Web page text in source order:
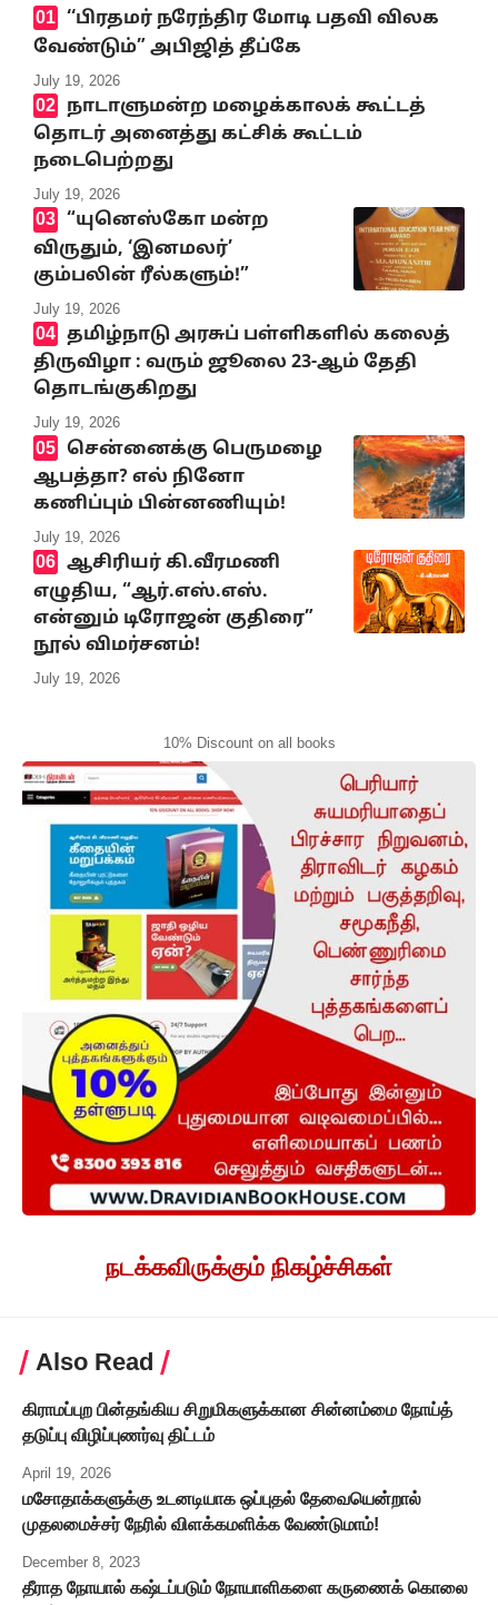
‘‘பிரதமர் நரேந்திர மோடி பதவி விலக
வேண்டும்” அபிஜித் தீப்கே
July 19, 2026
நாடாளுமன்ற மழைக்காலக் கூட்டத்
தொடர் அனைத்து கட்சிக் கூட்டம்
நடைபெற்றது
July 19, 2026
“யுனெஸ்கோ மன்ற
விருதும், ‘இனமலர்’
கும்பலின் ரீல்களும்!”
July 19, 2026
தமிழ்நாடு அரசுப் பள்ளிகளில் கலைத்
திருவிழா : வரும் ஜூலை 23-ஆம் தேதி
தொடங்குகிறது
July 19, 2026
சென்னைக்கு பெருமழை
ஆபத்தா? எல் நினோ
கணிப்பும் பின்னணியும்!
July 19, 2026
ஆசிரியர் கி.வீரமணி
எழுதிய, “ஆர்.எஸ்.எஸ்.
என்னும் டிரோஜன் குதிரை”
நூல் விமர்சனம்!
July 19, 2026
10% Discount on all books
நடக்கவிருக்கும் நிகழ்ச்சிகள்
Also Read
கிராமப்புற பின்தங்கிய சிறுமிகளுக்கான சின்னம்மை நோய்த்
தடுப்பு விழிப்புணர்வு திட்டம்
April 19, 2026
மசோதாக்களுக்கு உடனடியாக ஒப்புதல் தேவையென்றால்
முதலமைச்சர் நேரில் விளக்கமளிக்க வேண்டுமாம்!
December 8, 2023
தீராத நோயால் கஷ்டப்படும் நோயாளிகளை கருணைக் கொலை